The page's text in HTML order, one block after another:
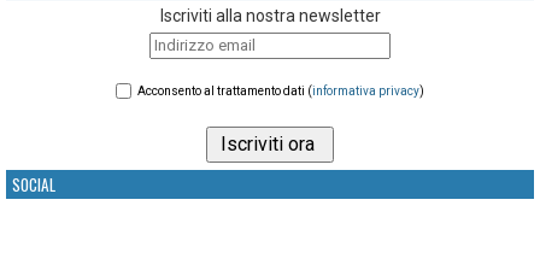
Iscriviti alla nostra newsletter
Acconsento al trattamento dati (informativa privacy)
SOCIAL